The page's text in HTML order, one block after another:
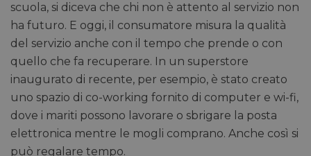
scuola, si diceva che chi non è attento al servizio non
ha futuro. E oggi, il consumatore misura la qualità
del servizio anche con il tempo che prende o con
quello che fa recuperare. In un superstore
inaugurato di recente, per esempio, è stato creato
uno spazio di co-working fornito di computer e wi-fi,
dove i mariti possono lavorare o sbrigare la posta
elettronica mentre le mogli comprano. Anche così si
può regalare tempo.